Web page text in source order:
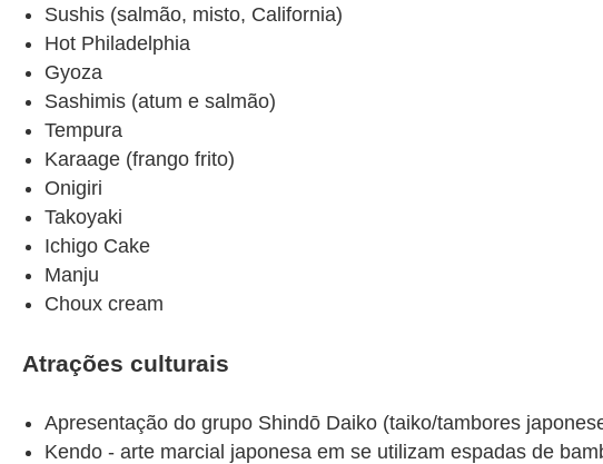
Sushis (salmão, misto, California)
Hot Philadelphia
Gyoza
Sashimis (atum e salmão)
Tempura
Karaage (frango frito)
Onigiri
Takoyaki
Ichigo Cake
Manju
Choux cream
Atrações culturais
Apresentação do grupo Shindō Daiko (taiko/tambores
Kendo - arte marcial japonesa em se utilizam espadas de